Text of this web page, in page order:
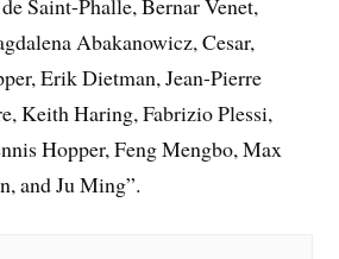
Saint-Phalle, Bernar Venet,
Abakanowicz, Cesar,
Erik Dietman, Jean-Pierre
Keith Haring, Fabrizio Plessi,
Hopper, Feng Mengbo, Max
and Ju Ming”.